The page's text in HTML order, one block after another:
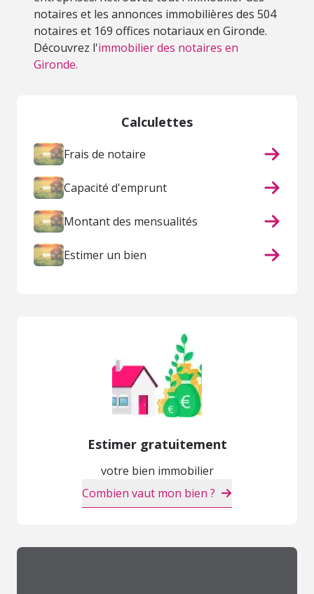
notaires et les annonces immobilières des 504
notaires et 169 offices notariaux en Gironde.
Découvrez l'immobilier des notaires en
Gironde.
Calculettes
Frais de notaire
Capacité d'emprunt
Montant des mensualités
Estimer un bien
Estimer gratuitement
votre bien immobilier
Combien vaut mon bien ?